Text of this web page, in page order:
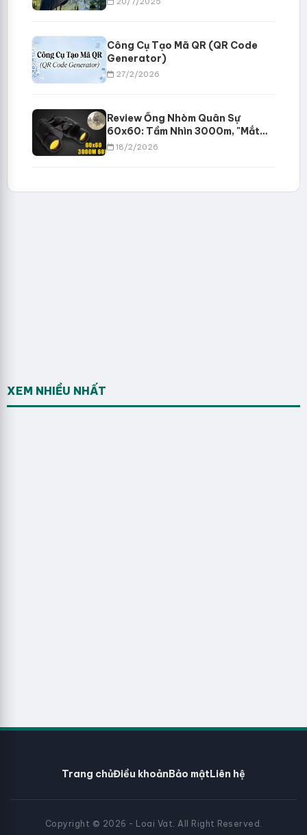
Công Cụ Tạo Mã QR (QR Code
Generator)
27/2/2026
Review Ống Nhòm Quân Sự
60x60: Tầm Nhìn 3000m, "Mắt
Thần" Trong Đêm Cho Dân Phượt
18/2/2026
XEM NHIỀU NHẤT
Trang chủĐiều khoản Bảo mật Liên hệ
Copyright © 2026 - Loai Vat. All Right Reserved.